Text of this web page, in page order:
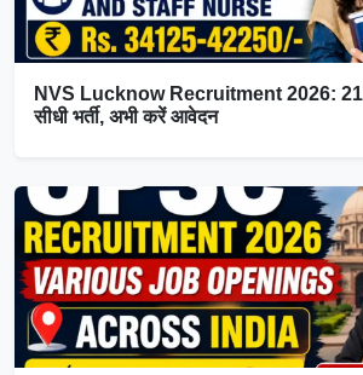
NVS Lucknow Recruitment 2026: 217
सीधी भर्ती, अभी करें आवेदन